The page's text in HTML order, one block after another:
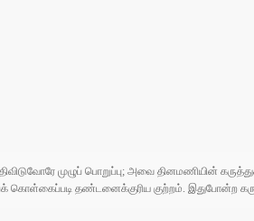
முழுப் பொறுப்பு; அவை தினமணியின்
தண்டனைக்குரிய குற்றம். இதுபோன்ற